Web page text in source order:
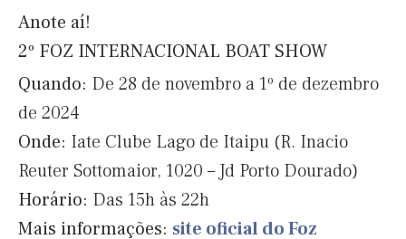
Anote aí!
2º FOZ INTERNACIONAL BOAT SHOW
Quando: De 28 de novembro a 1º de dezembro
de 2024
Onde: Iate Clube Lago de Itaipu (R. Inacio
Reuter Sottomaior, 1020 – Jd Porto Dourado)
Horário: Das 15h às 22h
Mais informações: site oficial do Foz